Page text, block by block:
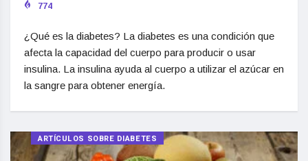
774
¿Qué es la diabetes? La diabetes es una condición que
afecta la capacidad del cuerpo para producir o usar
insulina. La insulina ayuda al cuerpo a utilizar el azúcar en
la sangre para obtener energía.
ARTÍCULOS SOBRE DIABETES